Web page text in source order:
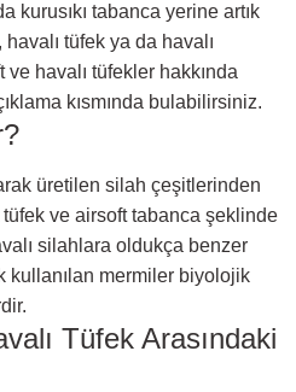
kurusıkı tabanca yerine artık
tüfek ya da havalı
havalı tüfekler hakkında
kısmında bulabilirsiniz.
üretilen silah çeşitlerinden
ve airsoft tabanca şeklinde
silahlara oldukça benzer
kullanılan mermiler biyolojik
Tüfek Arasındaki